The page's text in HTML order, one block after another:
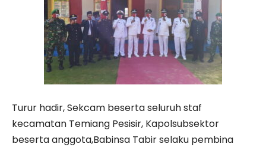
Turur hadir, Sekcam beserta seluruh staf
kecamatan Temiang Pesisir, Kapolsubsektor
beserta anggota,Babinsa Tabir selaku pembina